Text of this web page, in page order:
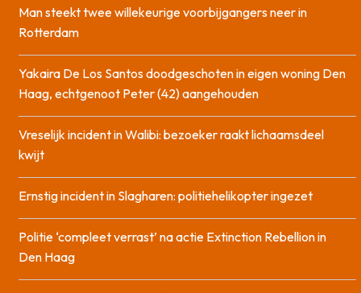
Man steekt twee willekeurige voorbijgangers neer in
Rotterdam
Yakaira De Los Santos doodgeschoten in eigen woning Den
Haag, echtgenoot Peter (42) aangehouden
Vreselijk incident in Walibi: bezoeker raakt lichaamsdeel
kwijt
Ernstig incident in Slagharen: politiehelikopter ingezet
Politie ‘compleet verrast’ na actie Extinction Rebellion in
Den Haag